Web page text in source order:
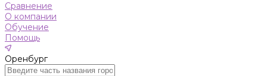
Сравнение
О компании
Обучение
Помощь
Оренбург